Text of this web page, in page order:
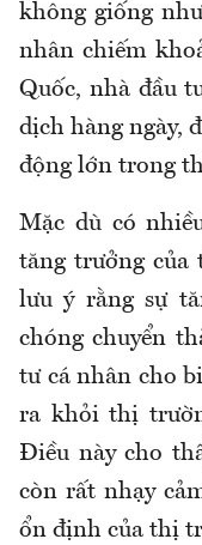
không giống
nhân chiếm
Quốc, nhà đầu
dịch hàng ngày,
động lớn trong
Mặc dù có
tăng trưởng của
lưu ý rằng sự
chóng chuyển
tư cá nhân cho
ra khỏi thị
Điều này cho
còn rất nhạy
ổn định của thị